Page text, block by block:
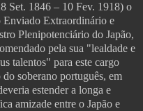
Set. 1846 – 10 Fev. 1918) o
Enviado Extraordinário e
Plenipotenciário do Japão,
pela sua "lealdade e
talentos" para este cargo
do soberano português, em
estender a longa e
amizade entre o Japão e